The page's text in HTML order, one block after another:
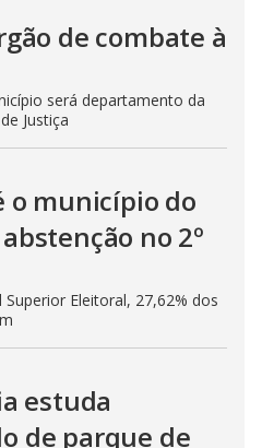
de combate à
será departamento da
Justiça
o município do
no 2º
Eleitoral, 27,62% dos
estuda
de parque de